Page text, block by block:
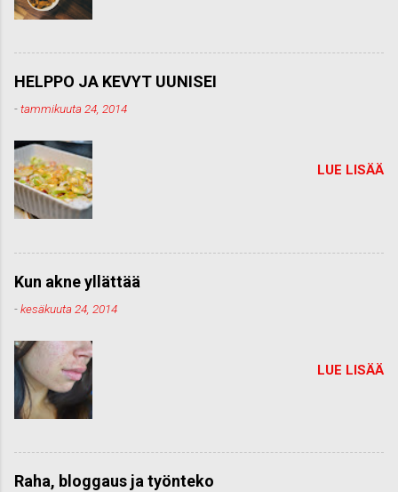
HELPPO JA KEVYT UUNISEI
-tammikuuta 24, 2014
LUE LISÄÄ
Kun akne yllättää
-kesäkuuta 24, 2014
LUE LISÄÄ
Raha, bloggaus ja työnteko